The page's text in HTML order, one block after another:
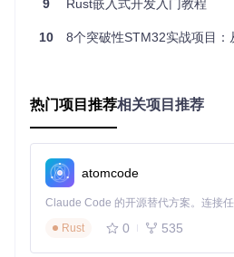
轮询效率高得多。
在项目的 中断处理模块中，我们可
势。
三、分步骤实现指南：构建
3.1 硬件抽象层：搭建与传感器对话
首先创建温度传感器的抽象接口。
9 Rust嵌入式开发入门教程
10 8个突破性STM32实战项目：从
热门项目推荐相关项目推荐
atomcode
Rust
0 535